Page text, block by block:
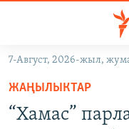
Навигацияга
өтүңүз
Издөөгө
салыңыз
КЫРГЫЗСТАН
7-Август, 2026-жыл,
ЖАҢЫЛЫКТАР
“Хамас”